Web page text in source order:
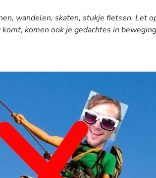
wandelen, skaten, stukje fietsen. Let
komen ook je gedachtes in